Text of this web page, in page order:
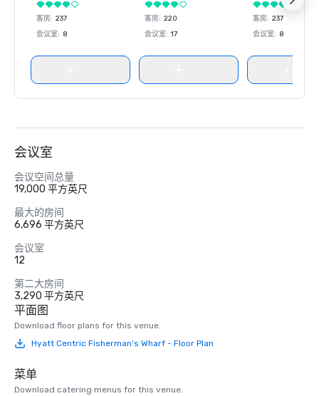
客房: 237
会议室: 8
客房: 220
会议室: 17
客房: 237
会议室: 8
会议室
会议空间总量
19,000 平方英尺
最大的房间
6,696 平方英尺
会议室
12
第二大房间
3,290 平方英尺
平面图
Download floor plans for this venue.
Hyatt Centric Fisherman's Wharf - Floor Plan
菜单
Download catering menus for this venue.